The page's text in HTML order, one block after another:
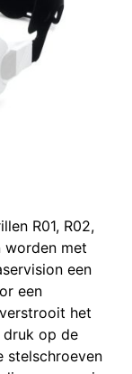
R01, R02,
worden met
een
een
het
op de
stelschroeven